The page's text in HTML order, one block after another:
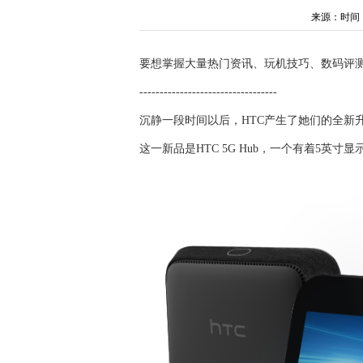
来源：时间
要想掌握大量热门资讯、玩机技巧、数码评
----------------------------------
沉静一段时间以后，HTC产生了她们的全新
这一新品是HTC 5G Hub，一个有着5英寸